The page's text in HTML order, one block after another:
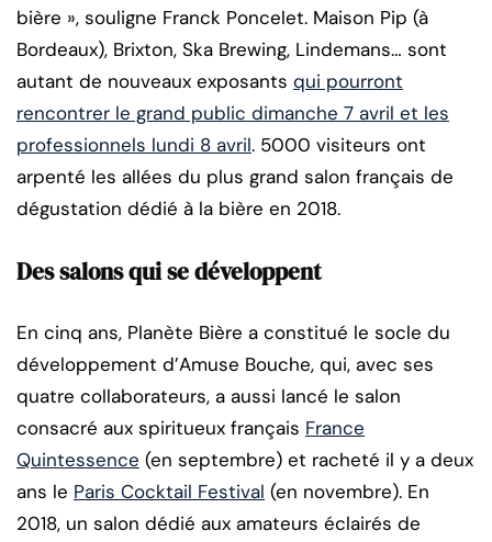
bière », souligne Franck Poncelet. Maison Pip (à
Bordeaux), Brixton, Ska Brewing, Lindemans… sont
autant de nouveaux exposants qui pourront
rencontrer le grand public dimanche 7 avril et les
professionnels lundi 8 avril. 5000 visiteurs ont
arpenté les allées du plus grand salon français de
dégustation dédié à la bière en 2018.
Des salons qui se développent
En cinq ans, Planète Bière a constitué le socle du
développement d’Amuse Bouche, qui, avec ses
quatre collaborateurs, a aussi lancé le salon
consacré aux spiritueux français France
Quintessence (en septembre) et racheté il y a deux
ans le Paris Cocktail Festival (en novembre). En
2018, un salon dédié aux amateurs éclairés de